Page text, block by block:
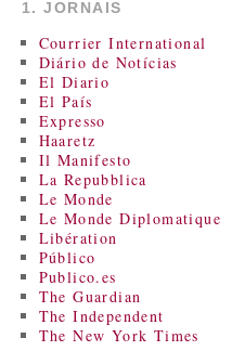
1. JORNAIS
Courrier International
Diário de Notícias
El Diario
El País
Expresso
Haaretz
Il Manifesto
La Repubblica
Le Monde
Le Monde Diplomatique
Libération
Público
Publico.es
The Guardian
The Independent
The New York Times